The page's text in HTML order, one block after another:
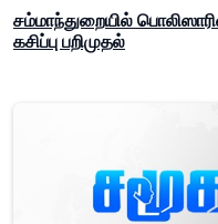
சம்மாந்துறையில்
கசிப்பு பறிமுதல்